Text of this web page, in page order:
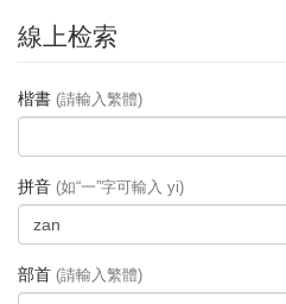
線上检索
楷書 (請輸入繁體)
拼音 (如“一”字可輸入 yi)
部首 (請輸入繁體)